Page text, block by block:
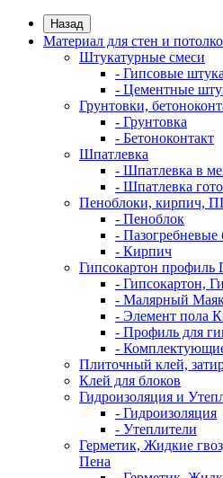
Назад
Материал для стен и
Штукатурные смеси
- Гипсовые
- Цементные
Грунтовки,
- Грунтовка
- Бетоноконтакт
Шпатлевка
- Шпатлевка в
- Шпатлевка
Пеноблоки, кирпич,
- Пеноблок
-
- Кирпич
Гипсокартон профиль
- Гипсокартон,
- Малярный
- Элемент пола
- Профиль для
-
Плиточный клей,
Клей для блоков
Гидроизоляция и
- Гидроизоляция
- Утеплители
Герметик, Жидкие
Пена